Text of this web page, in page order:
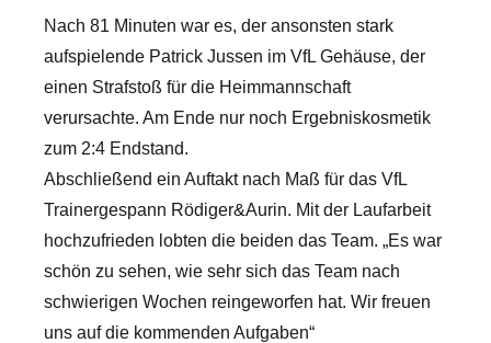
Nach 81 Minuten war es, der ansonsten stark
aufspielende Patrick Jussen im VfL Gehäuse, der
einen Strafstoß für die Heimmannschaft
verursachte. Am Ende nur noch Ergebniskosmetik
zum 2:4 Endstand.
Abschließend ein Auftakt nach Maß für das VfL
Trainergespann Rödiger&Aurin. Mit der Laufarbeit
hochzufrieden lobten die beiden das Team. „Es war
schön zu sehen, wie sehr sich das Team nach
schwierigen Wochen reingeworfen hat. Wir freuen
uns auf die kommenden Aufgaben“